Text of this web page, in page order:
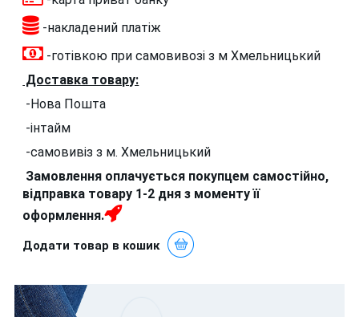
-накладений платіж
-готівкою при самовивозі з м Хмельницький
Доставка товару:
-Нова Пошта
-інтайм
-самовивіз з м. Хмельницький
Замовлення оплачується покупцем самостійно,
відправка товару 1-2 дня з моменту її
оформлення.
Додати товар в кошик